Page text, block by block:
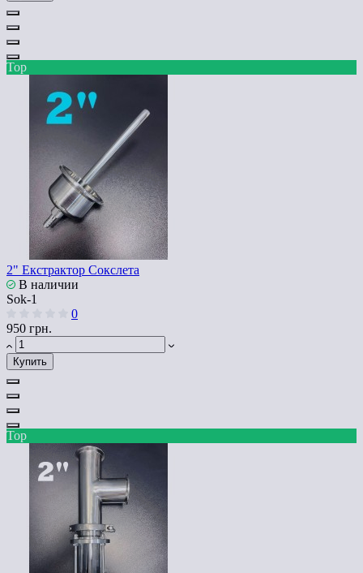
Top
2" Екстрактор Сокслета
В наличии
Sok-1
0
950 грн.
Купить
Top